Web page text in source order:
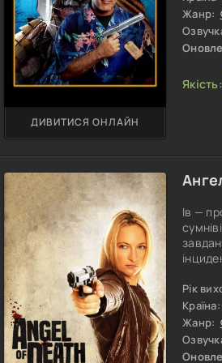
Жанр:
Якість:
ДИВИТИСЯ ОНЛАЙН
Ів —
Рік
Країна:
Жанр: